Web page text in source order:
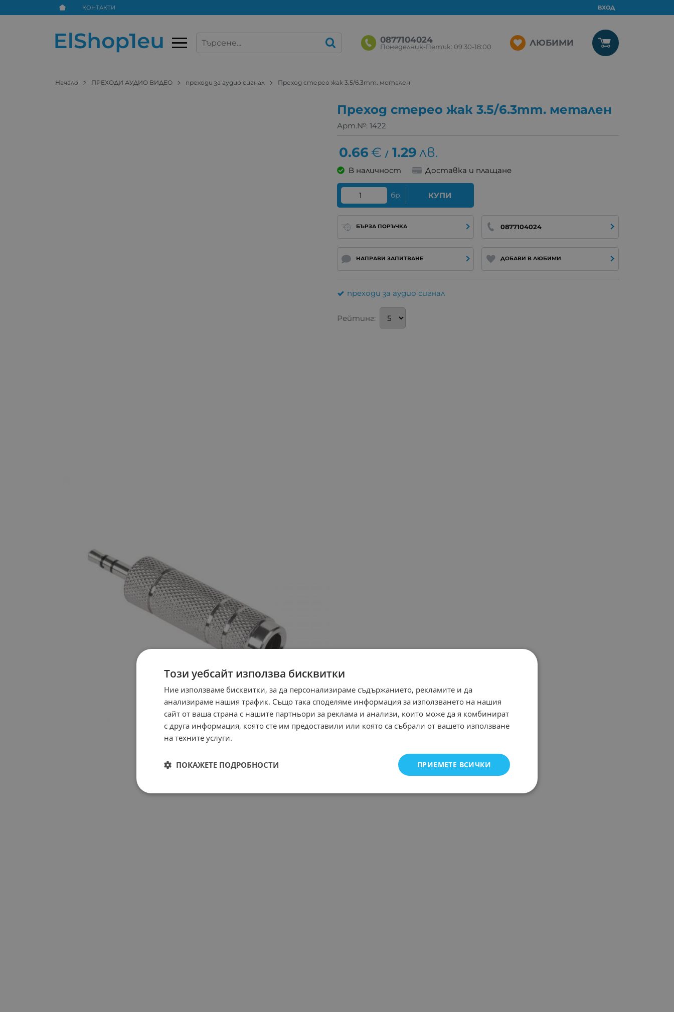
КОНТАКТИ ВХОД
0877104024
Понеделник-Петък: 09:30-18:00 ЛЮБИМИ
Начало ПРЕХОДИ АУДИО ВИДЕО преходи за аудио сигнал Преход стерео жак 3.5/6.3mm. метален
Преход стерео жак 3.5/6.3mm. метален
Арт.№: 1422
0.66€ / 1.29лв.
В наличност Доставка и плащане
бр. КУПИ
БЪРЗА ПОРЪЧКА 0877104024
НАПРАВИ ЗАПИТВАНЕ ДОБАВИ В ЛЮБИМИ
преходи за аудио сигнал
Рейтинг:
Този уебсайт използва бисквитки
Ние използваме бисквитки, за да персонализираме съдържанието, рекламите и да
анализираме нашия трафик. Също така споделяме информация за използването на нашия
сайт от ваша страна с нашите партньори за реклама и анализи, които може да я комбинират
с друга информация, която сте им предоставили или която са събрали от вашето използване
на техните услуги.
ПРИЕМЕТЕ ВСИЧКИ
ПОКАЖЕТЕ ПОДРОБНОСТИ